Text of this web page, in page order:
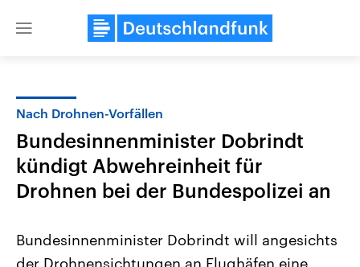
Close
Nach Drohnen-Vorfällen
Bundesinnenminister Dobrindt
kündigt Abwehreinheit für
Drohnen bei der Bundespolizei an
Bundesinnenminister Dobrindt will angesichts
der Drohnensichtungen an Flughäfen eine